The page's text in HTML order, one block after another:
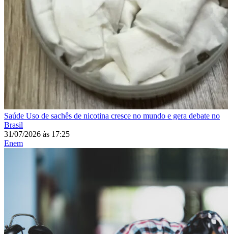
Saúde Uso de sachês de nicotina cresce no mundo e gera debate no
Brasil
31/07/2026 às 17:25
Enem